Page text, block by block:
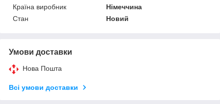
Країна виробник
Німеччина
Стан
Новий
Умови доставки
Нова Пошта
Всі умови доставки